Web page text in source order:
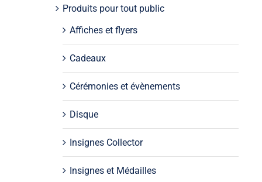
Produits pour tout public
Affiches et flyers
Cadeaux
Cérémonies et évènements
Disque
Insignes Collector
Insignes et Médailles